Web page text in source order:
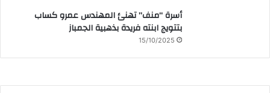
أسرة “منف” تهنئ المهندس عمرو كساب
بتتويج ابنته فريدة بذهبية الجمباز
15/10/2025